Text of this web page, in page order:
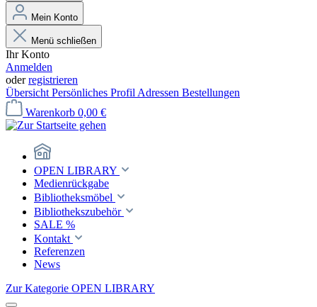
Mein Konto
Menü schließen
Ihr Konto
Anmelden
oderregistrieren
Übersicht Persönliches Profil Adressen Bestellungen
Warenkorb 0,00 €
OPEN LIBRARY
Medienrückgabe
Bibliotheksmöbel
Bibliothekszubehör
SALE %
Kontakt
Referenzen
News
Zur Kategorie OPEN LIBRARY